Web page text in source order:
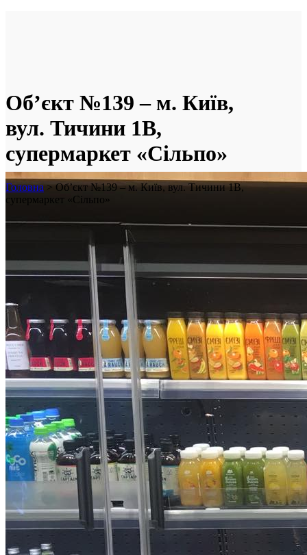
Об’єкт №139 – м. Київ,
вул. Тичини 1В,
супермаркет «Сільпо»
Головна>Об’єкт №139 – м. Київ, вул. Тичини 1В,
супермаркет «Сільпо»